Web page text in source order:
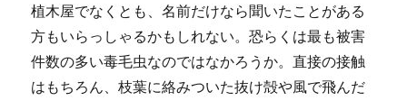
植木屋でなくとも、名前だけなら聞いたことがある
方もいらっしゃるかもしれない。恐らくは最も被害
件数の多い毒毛虫なのではなかろうか。直接の接触
はもちろん、枝葉に絡みついた抜け殻や風で飛んだ